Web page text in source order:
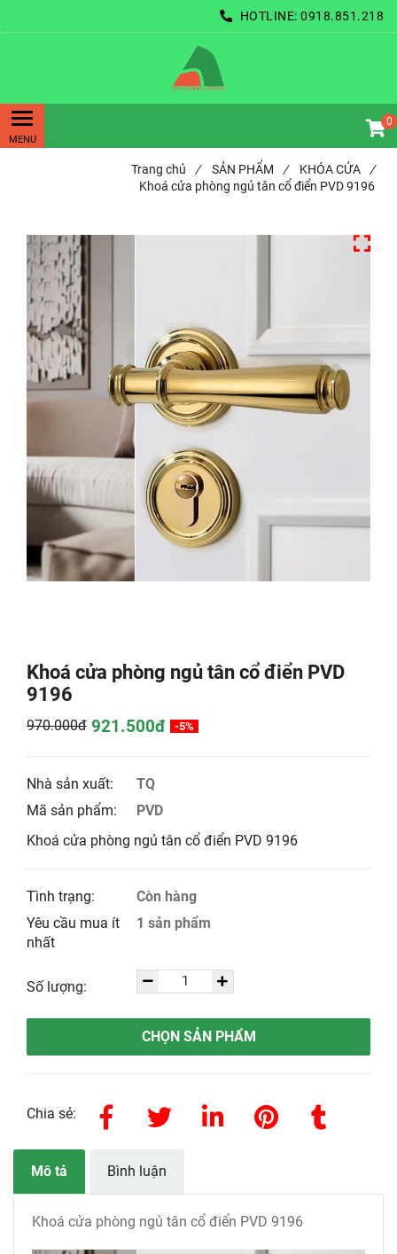
HOTLINE: 0918.851.218
0
Trang chủ / SẢN PHẨM / KHÓA CỬA
/
Khoá cửa phòng ngủ tân cổ điển PVD 9196
Khoá cửa phòng ngủ tân cổ điển PVD
9196
970.000đ 921.500đ -5%
Nhà sản xuất:
TQ
Mã sản phẩm:
PVD
Khoá cửa phòng ngủ tân cổ điển PVD 9196
Tình trạng:
Còn hàng
Yêu cầu mua ít
nhất
1 sản phẩm
Số lượng:
CHỌN SẢN PHẨM
Chia sẻ:
Mô tả Bình luận
Khoá cửa phòng ngủ tân cổ điển PVD 9196